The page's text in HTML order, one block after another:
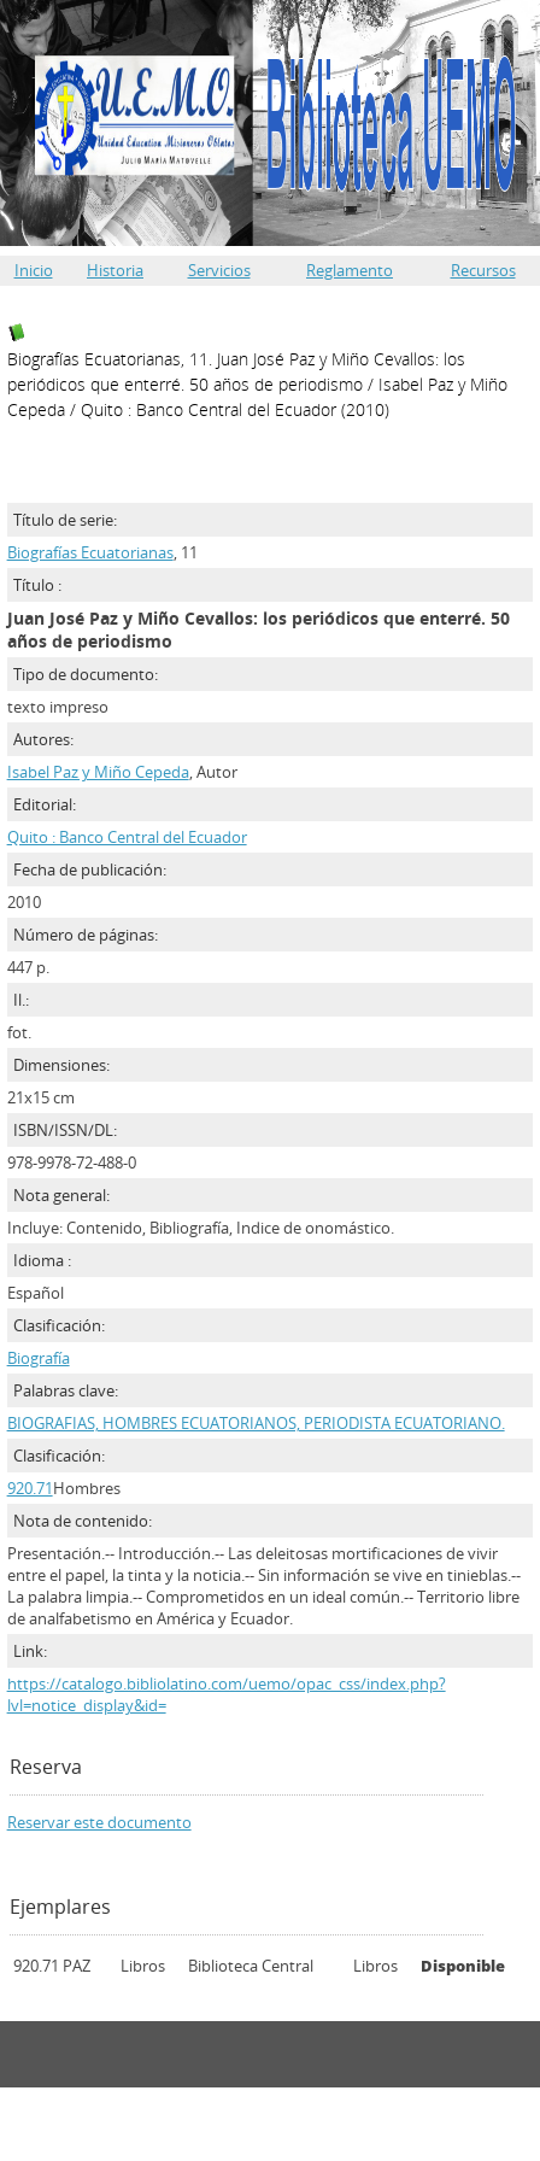
Inicio Historia Servicios Reglamento Recursos
Biografías Ecuatorianas, 11. Juan José Paz y Miño Cevallos: los
periódicos que enterré. 50 años de periodismo/ Isabel Paz y Miño
Cepeda/ Quito : Banco Central del Ecuador (2010)
Título de serie:
Biografías Ecuatorianas, 11
Título :
Juan José Paz y Miño Cevallos: los periódicos que enterré. 50
años de periodismo
Tipo de documento:
texto impreso
Autores:
Isabel Paz y Miño Cepeda, Autor
Editorial:
Quito : Banco Central del Ecuador
Fecha de publicación:
2010
Número de páginas:
447 p.
Il.:
fot.
Dimensiones:
21x15 cm
ISBN/ISSN/DL:
978-9978-72-488-0
Nota general:
Incluye: Contenido, Bibliografía, Indice de onomástico.
Idioma :
Español
Clasificación:
Biografía
Palabras clave:
BIOGRAFIAS, HOMBRES ECUATORIANOS, PERIODISTA ECUATORIANO.
Clasificación:
920.71Hombres
Nota de contenido:
Presentación.-- Introducción.-- Las deleitosas mortificaciones de vivir
entre el papel, la tinta y la noticia.-- Sin información se vive en tinieblas.--
La palabra limpia.-- Comprometidos en un ideal común.-- Territorio libre
de analfabetismo en América y Ecuador.
Link:
https://catalogo.bibliolatino.com/uemo/opac_css/index.php?
lvl=notice_display&id=
Reserva
Reservar este documento
Ejemplares
920.71 PAZ Libros Biblioteca Central Libros Disponible